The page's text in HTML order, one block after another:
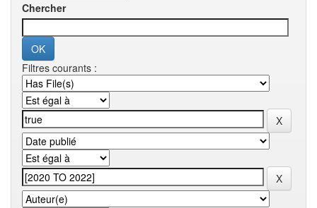
Chercher
Filtres courants :